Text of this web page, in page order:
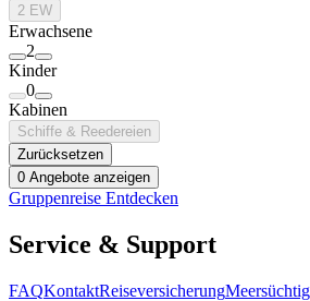
2 EW
Erwachsene
2
Kinder
0
Kabinen
Schiffe & Reedereien
Zurücksetzen
0 Angebote anzeigen
Gruppenreise Entdecken
Service & Support
FAQKontaktReiseversicherung